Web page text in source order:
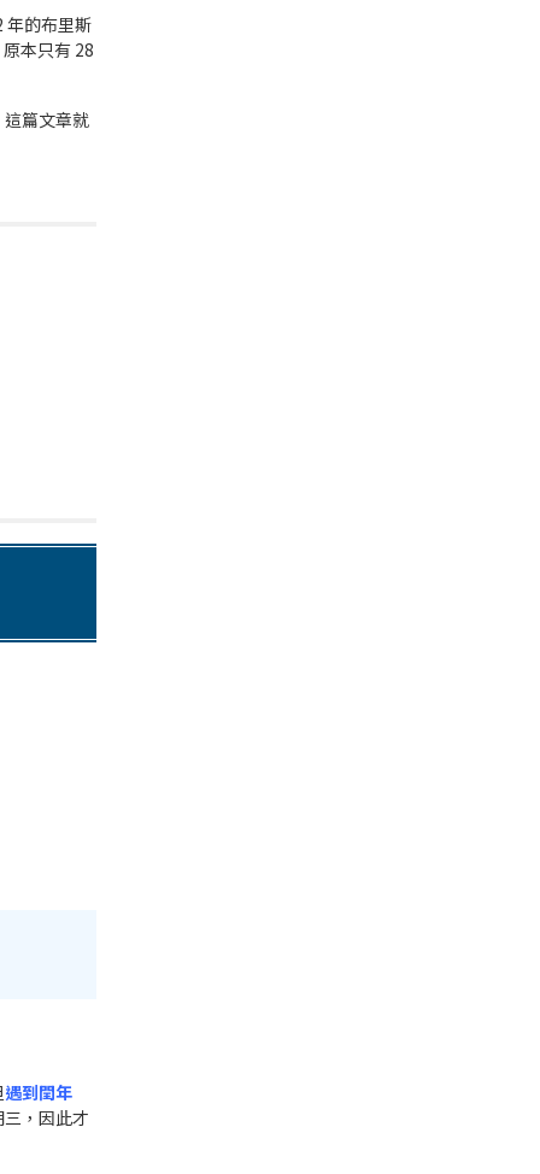
年的布里斯
本只有 28
篇文章就
遇到閏年
，因此才